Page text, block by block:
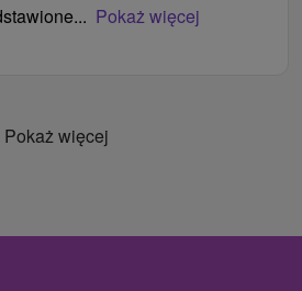
Pokaż więcej
Pokaż więcej